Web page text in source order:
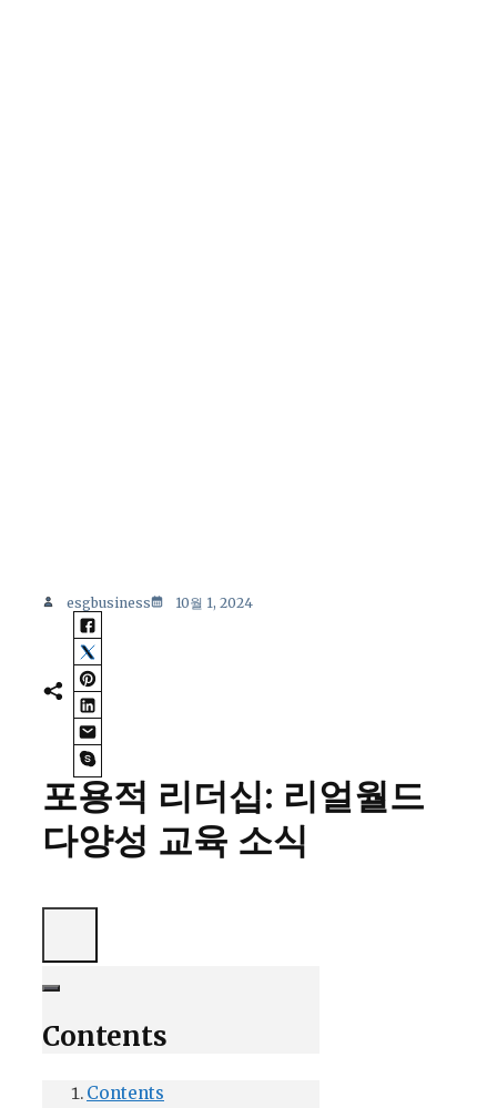
esgbusiness 10월 1, 2024
포용적 리더십: 리얼월드
다양성 교육 소식
Contents
Contents